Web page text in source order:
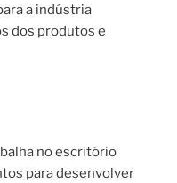
a indústria
dos produtos e
no escritório
para desenvolver